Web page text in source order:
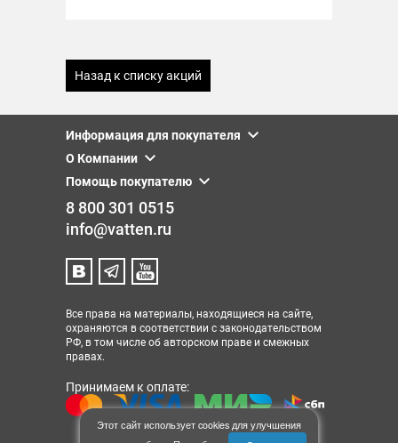
Назад к списку акций
Информация для покупателя
О Компании
Помощь покупателю
8 800 301 0515
info@vatten.ru
Все права на материалы, находящиеся на сайте,
охраняются в соответствии с законодательством
РФ, в том числе об авторском праве и смежных
правах.
Принимаем к оплате:
Этот сайт использует cookies для улучшения